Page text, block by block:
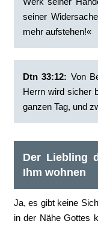
seiner
mehr aufstehen!«
Dtn 33:12: ‭Von
Herrn wird sicher
ganzen Tag, und
Der Liebling
Ihm wohnen
Ja, es gibt keine
in der Nähe Gottes